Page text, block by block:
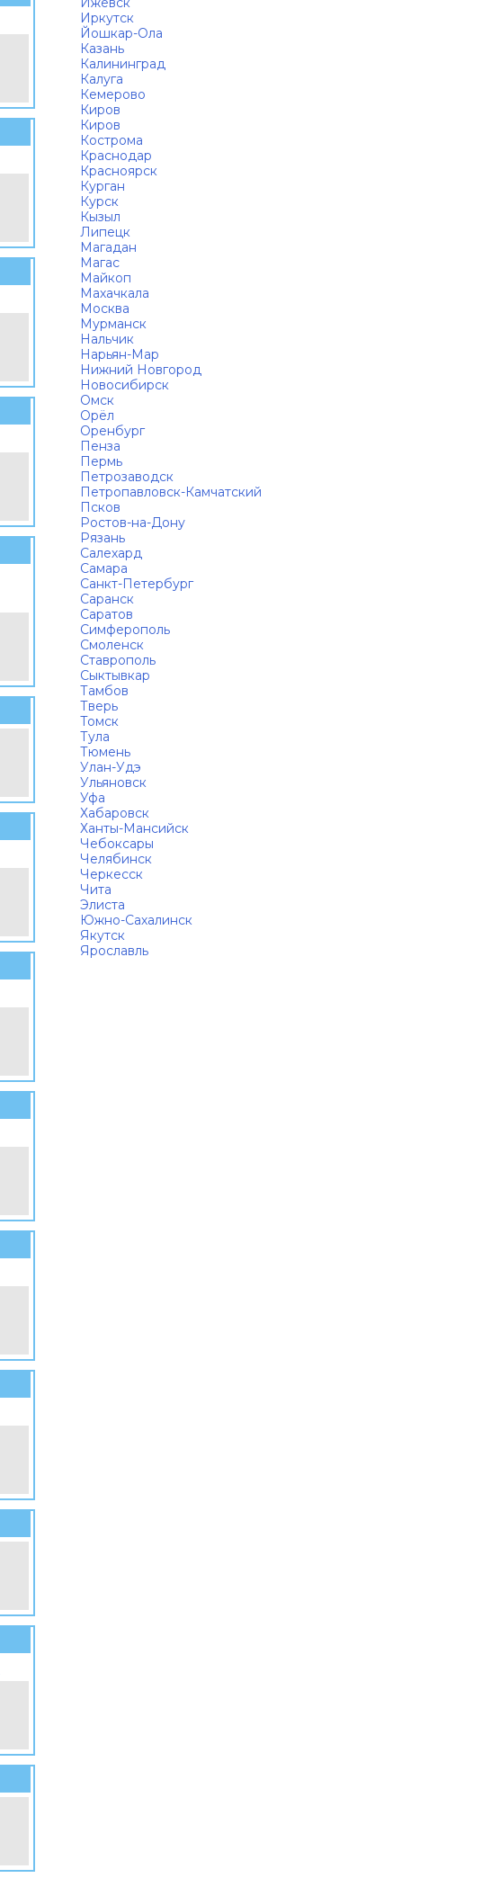
Иркутск
Йошкар-Ола
Казань
Калининград
Калуга
Кемерово
Киров
Киров
Кострома
Краснодар
Красноярск
Курган
Курск
Кызыл
Липецк
Магадан
Магас
Майкоп
Махачкала
Москва
Мурманск
Нальчик
Нарьян-Мар
Нижний Новгород
Новосибирск
Омск
Орёл
Оренбург
Пенза
Пермь
Петрозаводск
Петропавловск-Камчатский
Псков
Ростов-на-Дону
Рязань
Салехард
Самара
Санкт-Петербург
Саранск
Саратов
Симферополь
Смоленск
Ставрополь
Сыктывкар
Тамбов
Тверь
Томск
Тула
Тюмень
Улан-Удэ
Ульяновск
Уфа
Хабаровск
Ханты-Мансийск
Чебоксары
Челябинск
Черкесск
Чита
Элиста
Южно-Сахалинск
Якутск
Ярославль